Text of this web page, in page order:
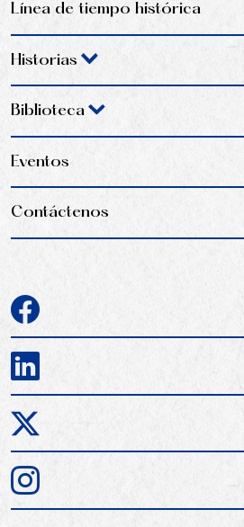
Línea de tiempo histórica
Historias
Biblioteca
Eventos
Contáctenos